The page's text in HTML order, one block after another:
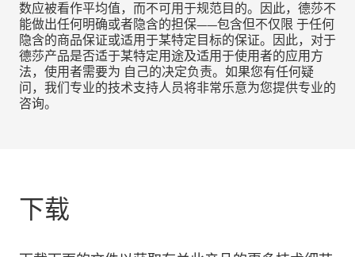
数应被看作平均值，而不可用于规范目的。因此，德莎不
能做出任何明确或者隐含的担保——包含但不仅限 于任何
隐含的商品保证或适用于某特定目标的保证。因此，对于
德莎产品是否适于某特定用途及适用于使用者的应用方
法，使用者需要为 自己的决定负责。如果您有任何疑
问，我们专业的技术支持人员将非常乐意为您提供专业的
咨询。
下载